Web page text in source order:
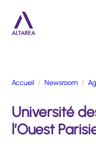
ACTIVITÉS
ENGAGEMENTS
TALENTS
Accueil Newsroom
Université
l’Ouest